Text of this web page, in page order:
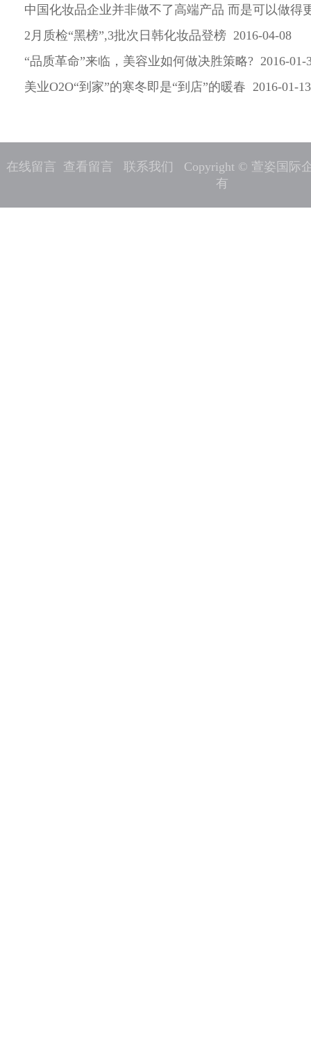
中国化妆品企业并非做不了高端产品 而是可以做得
2月质检“黑榜”,3批次日韩化妆品登榜 2016-04-08
“品质革命”来临，美容业如何做决胜策略? 2016-01-
美业O2O“到家”的寒冬即是“到店”的暖春 2016-01-13
在线留言 查看留言 联系我们
Copyright © 萱姿国际
有